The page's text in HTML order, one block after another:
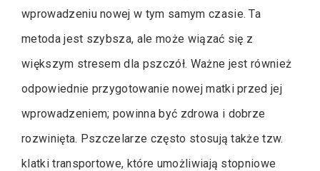
wprowadzeniu nowej w tym samym czasie. Ta
metoda jest szybsza, ale może wiązać się z
większym stresem dla pszczół. Ważne jest również
odpowiednie przygotowanie nowej matki przed jej
wprowadzeniem; powinna być zdrowa i dobrze
rozwinięta. Pszczelarze często stosują także tzw.
klatki transportowe, które umożliwiają stopniowe